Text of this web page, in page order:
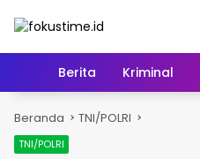
HomeBerita Kriminal
Beranda TNI/POLRI
TNI/POLRI